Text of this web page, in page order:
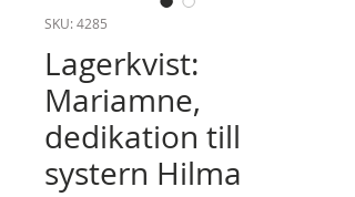
SKU: 4285
Lagerkvist:
Mariamne,
dedikation till
systern Hilma